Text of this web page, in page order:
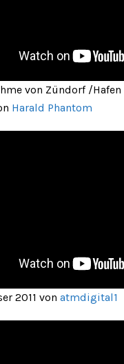
von Zündorf /
Harald Phantom
2011 von atmdigital1